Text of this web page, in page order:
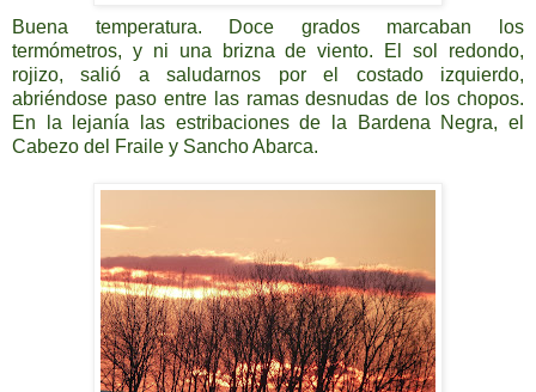
Buena temperatura. Doce grados marcaban los
termómetros, y ni una brizna de viento. El sol redondo,
rojizo, salió a saludarnos por el costado izquierdo,
abriéndose paso entre las ramas desnudas de los chopos.
En la lejanía las estribaciones de la Bardena Negra, el
Cabezo del Fraile y Sancho Abarca.